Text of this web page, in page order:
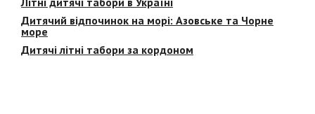
Дитячий відпочинок на морі: Азовське та Чорне
море
Дитячі літні табори за кордоном